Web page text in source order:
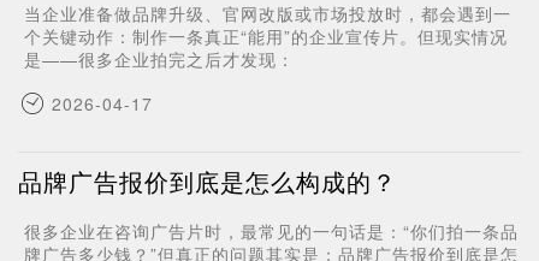
当企业准备做品牌升级、官网改版或市场投放时，都会遇到一
个关键动作：制作一条真正“能用”的企业宣传片。但现实情况
是——很多企业拍完之后才发现：
2026-04-17
品牌广告报价到底是怎么构成的？
很多企业在咨询广告片时，最常见的一句话是：“你们拍一条品
牌广告多少钱？”但真正的问题其实是：品牌广告报价到底是怎